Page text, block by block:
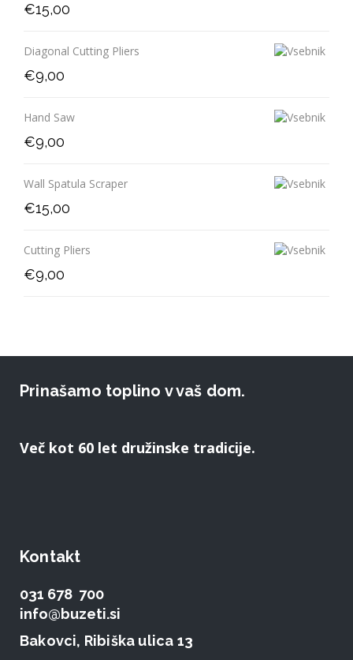
€15,00
Diagonal Cutting Pliers
€9,00
Hand Saw
€9,00
Wall Spatula Scraper
€15,00
Cutting Pliers
€9,00
Prinašamo toplino v vaš dom.
Več kot 60 let družinske tradicije.
Kontakt
031 678 700
info@buzeti.si
Bakovci, Ribiška ulica 13